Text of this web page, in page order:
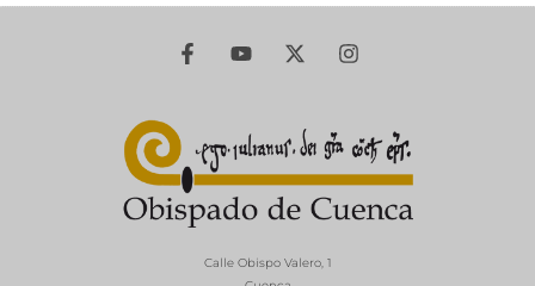
Calle Obispo Valero, 1